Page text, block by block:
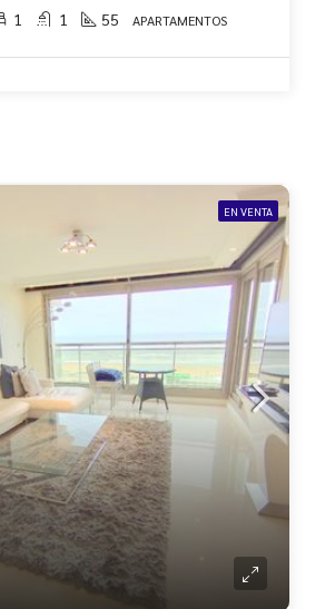
1 1 55 APARTAMENTOS
EN VENTA